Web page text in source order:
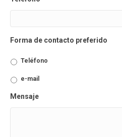
Forma de contacto preferido
Teléfono
e-mail
Mensaje